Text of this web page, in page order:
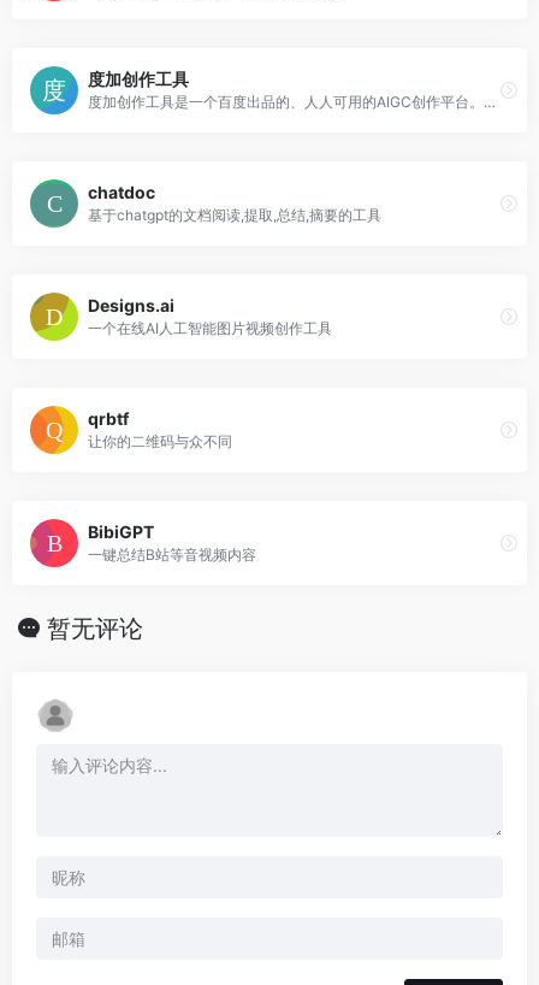
度加创作工具
度加创作工具是一个百度出品的、人人可用的AIGC创作平台。度加致力于通过AI能力降低内容生成门槛，提升创作效率，一站式聚合百度AIGC能力，引领跨时代的内容生产方式。度加的主要功能包括AI成片（图文成片/文字成片）、AI笔记（智能图文生成）、AI数字人等。自2022年3月百家号开放内测以来，一年时间共计超过45万+百度创作者使用AIGC技术能力，创作700万篇+作品，百度累计分发量超过200亿+。
chatdoc
基于chatgpt的文档阅读,提取,总结,摘要的工具
Designs.ai
一个在线AI人工智能图片视频创作工具
qrbtf
让你的二维码与众不同
BibiGPT
一键总结B站等音视频内容
暂无评论